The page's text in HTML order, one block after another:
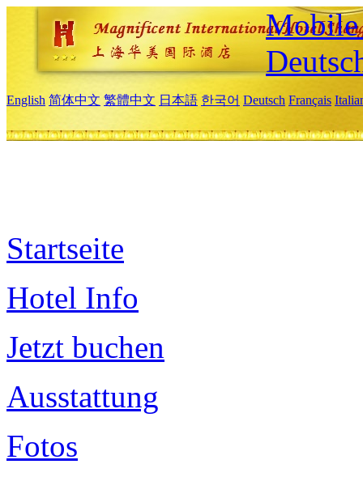
Mobile
English 简体中文 繁體中文 日本語 한국어 Deutsch Français
Startseite
Hotel Info
Jetzt buchen
Ausstattung
Fotos